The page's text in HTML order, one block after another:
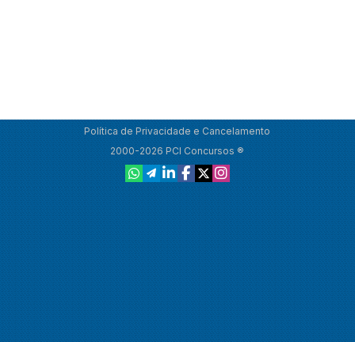
Política de Privacidade e Cancelamento
2000-2026 PCI Concursos ®